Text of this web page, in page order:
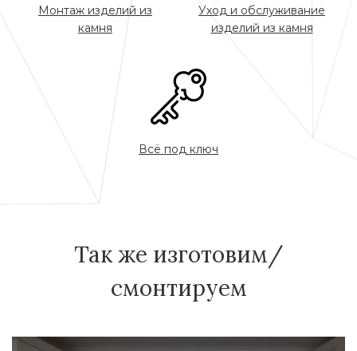
Монтаж изделий из
камня
Уход и обслуживание
изделий из камня
Всё под ключ
Так же изготовим/
смонтируем